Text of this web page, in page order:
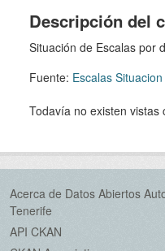
Descripción del
Situación de Escalas por
Fuente: Escalas
Todavía no existen
Acerca de Datos Abiertos
Tenerife
API CKAN